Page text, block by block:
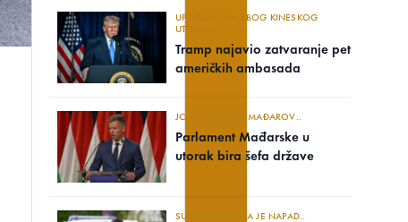
UPOZORENJA ZBOG KINESKOG
UTICAJA
Tramp najavio zatvaranje pet
američkih ambasada
JOŠ SE NE ZNA MAĐAROV..
Parlament Mađarske u
utorak bira šefa države
SUD UTVRDIO DA JE NAPAD..